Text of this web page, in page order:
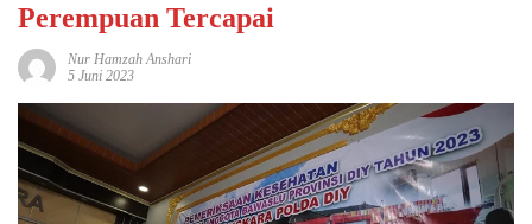
Perempuan Tercapai
Nur Hamzah Anshari
5 Juni 2023